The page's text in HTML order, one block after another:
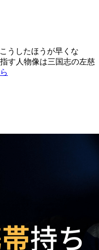
うしたほうが早くな
す人物像は三国志の左慈